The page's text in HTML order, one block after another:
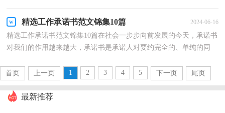
精选工作承诺书范文锦集10篇 2024-06-16
精选工作承诺书范文锦集10篇在社会一步步向前发展的今天，承诺书
对我们的作用越来越大，承诺书是承诺人对要约完全的、单纯的同
首页
上一页 1 2 3 4 5 下一页 尾页
最新推荐